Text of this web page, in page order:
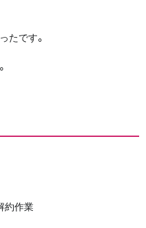
たです。
約作業